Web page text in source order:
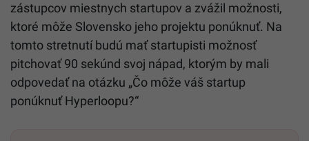
zástupcov miestnych startupov a zvážil možnosti,
ktoré môže Slovensko jeho projektu ponúknuť. Na
tomto stretnutí budú mať startupisti možnosť
pitchovať 90 sekúnd svoj nápad, ktorým by mali
odpovedať na otázku „Čo môže váš startup
ponúknuť Hyperloopu?“